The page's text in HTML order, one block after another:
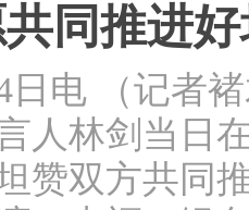
同推进
日电 （记者
人林剑当日
赞双方共同